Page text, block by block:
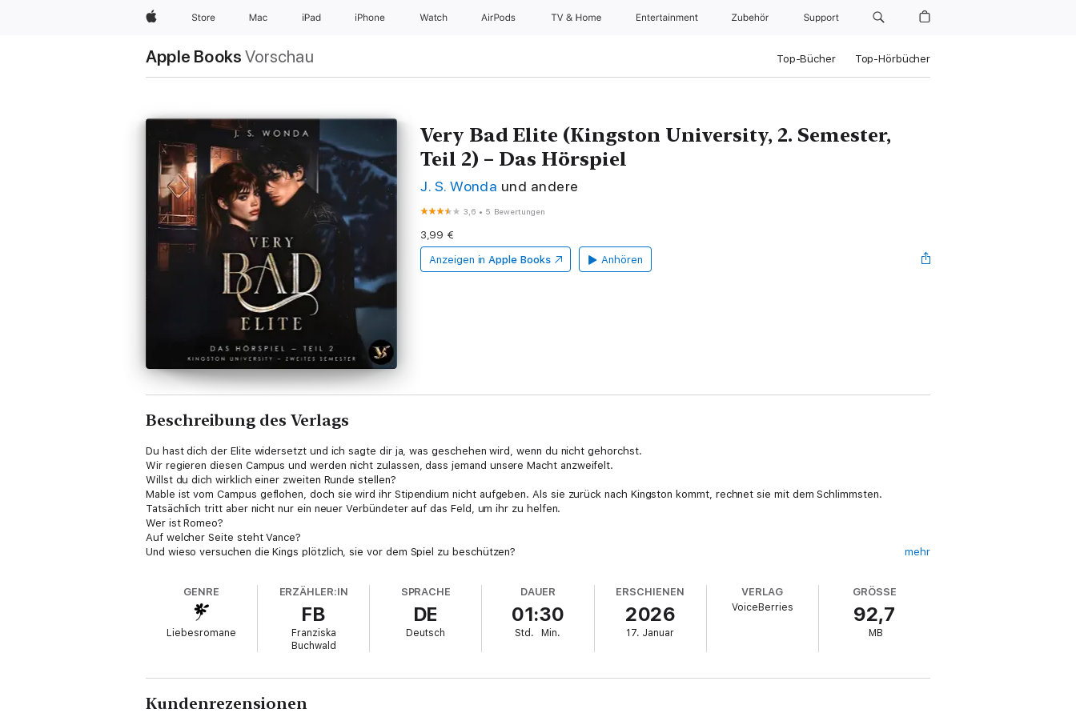
Apple Store Mac iPad iPhone Watch AirPods TV & Home Entertainment Zubehör Support
Apple Books Vorschau Top-Bücher Top-Hörbücher
Very Bad Elite (Kingston University, 2. Semester,
Teil 2) – Das Hörspiel
J. S. Wonda und andere
3,6 • 5 Bewertungen
3,99 €
Anzeigen in Apple Books Anhören
Beschreibung des Verlags
Du hast dich der Elite widersetzt und ich sagte dir ja, was geschehen wird, wenn du nicht gehorchst.
Wir regieren diesen Campus und werden nicht zulassen, dass jemand unsere Macht anzweifelt.
Willst du dich wirklich einer zweiten Runde stellen?
Mable ist vom Campus geflohen, doch sie wird ihr Stipendium nicht aufgeben. Als sie zurück nach Kingston kommt, rechnet sie mit dem Schlimmsten.
Tatsächlich tritt aber nicht nur ein neuer Verbündeter auf das Feld, um ihr zu helfen.
Wer ist Romeo?
Auf welcher Seite steht Vance?
Und wieso versuchen die Kings plötzlich, sie vor dem Spiel zu beschützen?
Mach dich auf das zweite Semester gefasst, Belle, denn wir ändern erneut die Regeln.
Flatter, flatter, kleiner Falter. Hoffe, dass ich dich niemals fange.
Dark College. Bully Romance. Reverse Harem.
Du willst nicht teilen. Sie schon.
mehr
GENRE
Liebesromane
ERZÄHLER:IN
FB
Franziska
Buchwald
SPRACHE
DE
Deutsch
DAUER
01:30
Std. Min.
ERSCHIENEN
2026
17. Januar
VERLAG
VoiceBerries
GRÖSSE
92,7
MB
Kundenrezensionen